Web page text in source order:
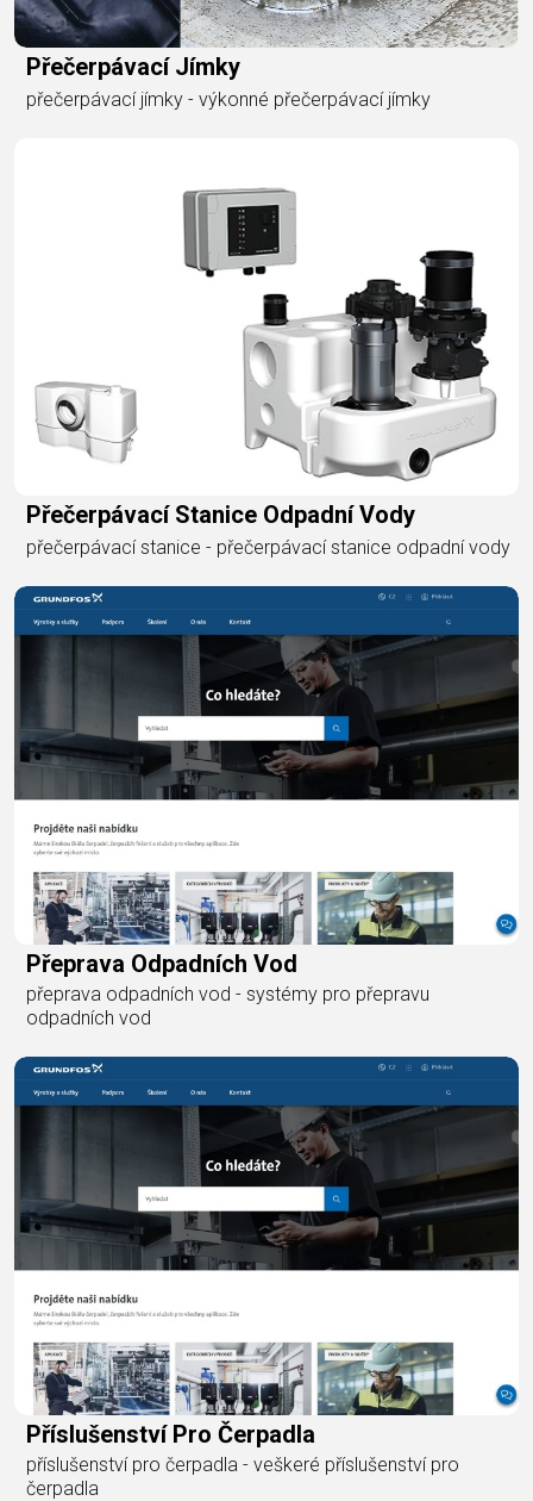
Přečerpávací Jímky
přečerpávací jímky - výkonné přečerpávací jímky
Přečerpávací Stanice Odpadní Vody
přečerpávací stanice - přečerpávací stanice odpadní vody
Přeprava Odpadních Vod
přeprava odpadních vod - systémy pro přepravu
odpadních vod
Příslušenství Pro Čerpadla
příslušenství pro čerpadla - veškeré příslušenství pro
čerpadla